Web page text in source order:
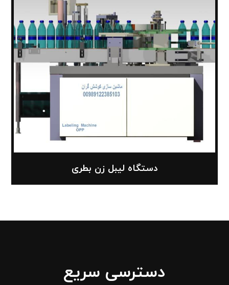
دستگاه لیبل زن بطری
دسترسی سریع